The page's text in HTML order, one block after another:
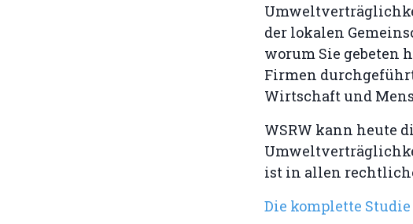
der lokalen
worum Sie gebeten
Firmen
Wirtschaft und
WSRW kann heute
ist in allen
Die komplette